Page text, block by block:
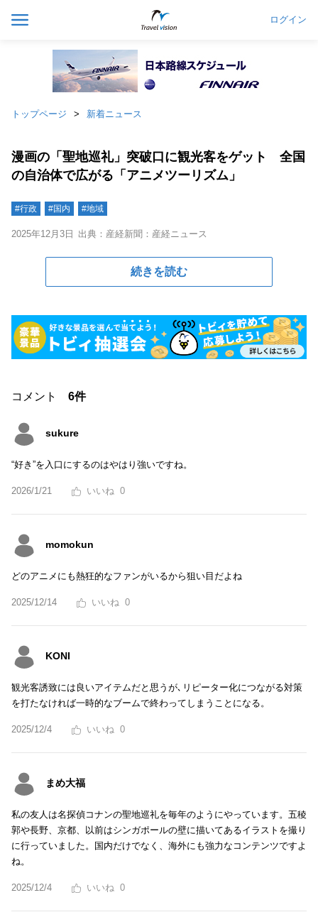
ログイン
トップページ 新着ニュース
漫画の「聖地巡礼」突破口に観光客をゲット 全国
の自治体で広がる「アニメツーリズム」
#行政 #国内 #地域
2025年12月3日 出典：産経新聞：産経ニュース
続きを読む
コメント 6件
sukure
“好き”を入口にするのはやはり強いですね。
2026/1/21 0
momokun
どのアニメにも熱狂的なファンがいるから狙い目だよね
2025/12/14 0
KONI
観光客誘致には良いアイテムだと思うが､リピーター化につながる対策
を打たなければ一時的なブームで終わってしまうことになる。
2025/12/4 0
まめ大福
私の友人は名探偵コナンの聖地巡礼を毎年のようにやっています。五稜
郭や長野、京都、以前はシンガポールの壁に描いてあるイラストを撮り
に行っていました。国内だけでなく、海外にも強力なコンテンツですよ
ね。
2025/12/4 0